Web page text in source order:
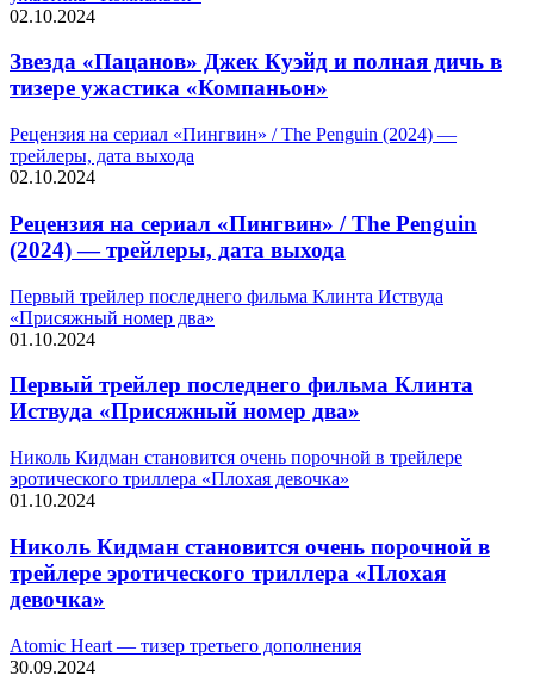
02.10.2024
Звезда «Пацанов» Джек Куэйд и полная дичь в
тизере ужастика «Компаньон»
Рецензия на сериал «Пингвин» / The Penguin (2024) —
трейлеры, дата выхода
02.10.2024
Рецензия на сериал «Пингвин» / The Penguin
(2024) — трейлеры, дата выхода
Первый трейлер последнего фильма Клинта Иствуда
«Присяжный номер два»
01.10.2024
Первый трейлер последнего фильма Клинта
Иствуда «Присяжный номер два»
Николь Кидман становится очень порочной в трейлере
эротического триллера «Плохая девочка»
01.10.2024
Николь Кидман становится очень порочной в
трейлере эротического триллера «Плохая
девочка»
Atomic Heart — тизер третьего дополнения
30.09.2024